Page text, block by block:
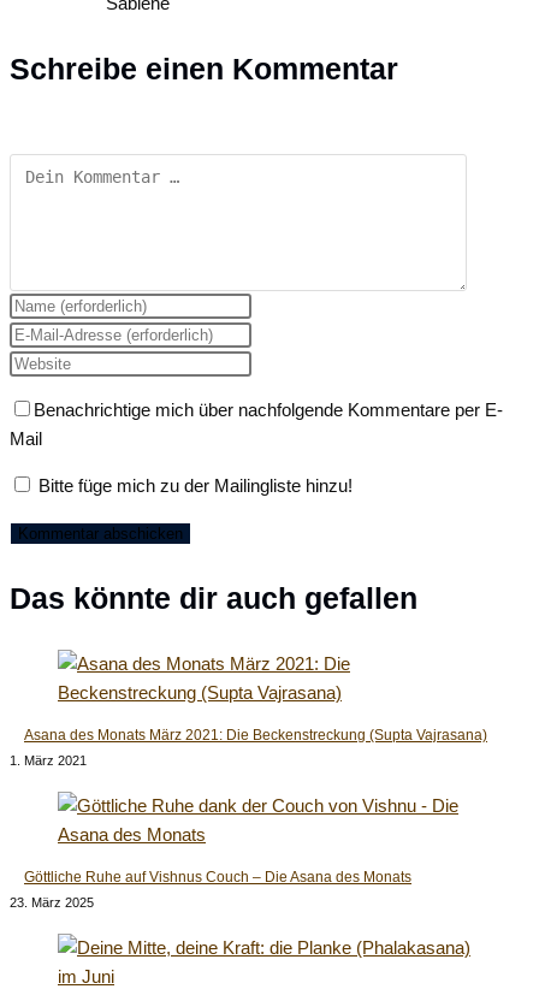
Schreibe einen Kommentar
Gib
deinen
Namen
Benutzernamen
zum
Kommentieren
Gib
deine
Mail-
Adresse
zum
ein
Gib
Website-
URL
ein
Benachrichtige mich über nachfolgende Kommentare per E-
Mail
Bitte füge mich zu der Mailingliste hinzu!
Das könnte dir auch gefallen
Asana des Monats März 2021: Die Beckenstreckung (Supta Vajrasana)
1. März 2021
Göttliche Ruhe auf Vishnus Couch – Die Asana des Monats
23. März 2025